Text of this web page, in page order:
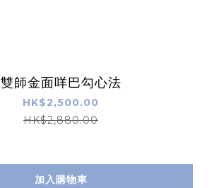
雙師金面咩巴勾心法
HK$2,500.00
HK$2,880.00
加入購物車